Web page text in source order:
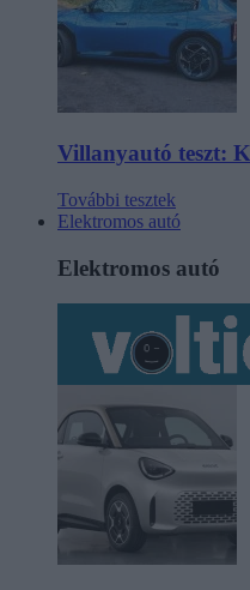
Villanyautó teszt:
További tesztek
Elektromos autó
Elektromos autó